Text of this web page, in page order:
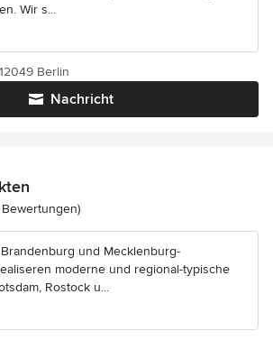
Wir s...
Nachricht
Berlin
5 von 5 Sternen
Bewertungen)
und Mecklenburg-
moderne und regional-typische
Rostock u...